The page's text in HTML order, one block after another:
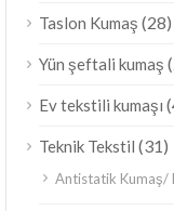
Taslon Kumaş (28)
Yün şeftali kumaş
Ev tekstili kumaşı
Teknik Tekstil (31)
Antistatik Kumaş/